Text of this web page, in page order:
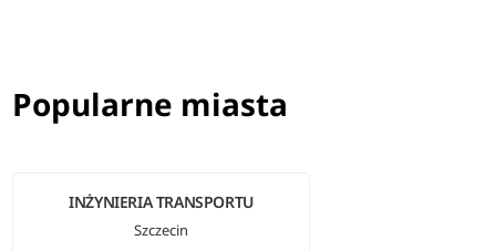
Popularne miasta
INŻYNIERIA TRANSPORTU
Szczecin